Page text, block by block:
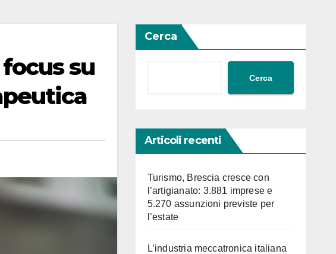
su
Cerca
Cerca
Articoli recenti
Turismo, Brescia cresce con
l’artigianato: 3.881 imprese e
5.270 assunzioni previste per
l’estate
L’industria meccatronica italiana